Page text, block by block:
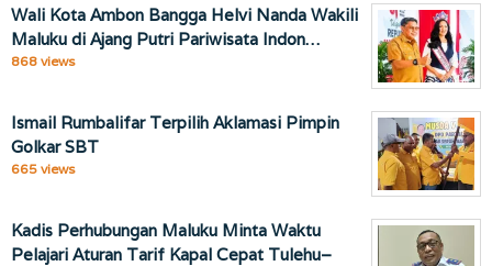
Wali Kota Ambon Bangga Helvi Nanda Wakili
Maluku di Ajang Putri Pariwisata Indon…
868 views
Ismail Rumbalifar Terpilih Aklamasi Pimpin
Golkar SBT
665 views
Kadis Perhubungan Maluku Minta Waktu
Pelajari Aturan Tarif Kapal Cepat Tulehu–